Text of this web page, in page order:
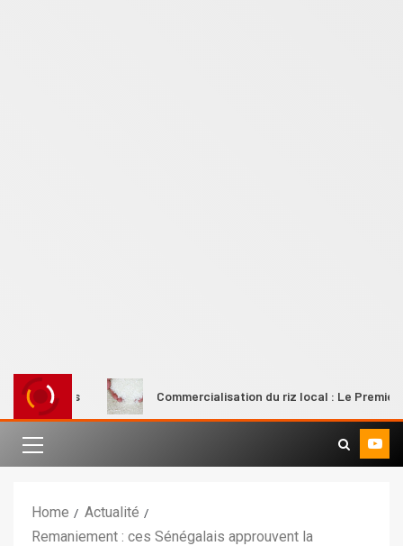
Commercialisation du riz local : Le Premier
Home
Actualité
Remaniement : ces Sénégalais approuvent la